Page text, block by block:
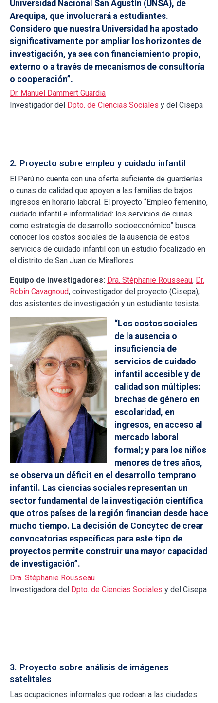
Universidad Nacional San Agustín (UNSA), de
Arequipa, que involucrará a estudiantes.
Considero que nuestra Universidad ha apostado
significativamente por ampliar los horizontes de
investigación, ya sea con financiamiento propio,
externo o a través de mecanismos de consultoría
o cooperación”.
Dr. Manuel Dammert Guardia
Investigador del
Dpto. de Ciencias Sociales y del Cisepa
2. Proyecto sobre empleo y cuidado infantil
El Perú no cuenta con una oferta suficiente de guarderías
o cunas de calidad que apoyen a las familias de bajos
ingresos en horario laboral. El proyecto “Empleo femenino,
cuidado infantil e informalidad: los servicios de cunas
como estrategia de desarrollo socioeconómico” busca
conocer los costos sociales de la ausencia de estos
servicios de cuidado infantil con un estudio focalizado en
el distrito de San Juan de Miraflores.
Equipo de investigadores: Dra. Stéphanie Rousseau, Dr.
Robin Cavagnoud, coinvestigador del proyecto (Cisepa),
dos asistentes de investigación y un estudiante tesista.
“Los costos sociales
de la ausencia o
insuficiencia de
servicios de cuidado
infantil accesible y de
calidad son múltiples:
brechas de género en
escolaridad, en
ingresos, en acceso al
mercado laboral
formal; y para los niños
menores de tres años,
se observa un déficit en el desarrollo temprano
infantil. Las ciencias sociales representan un
sector fundamental de la investigación científica
que otros países de la región financian desde hace
mucho tiempo. La decisión de Concytec de crear
convocatorias específicas para este tipo de
proyectos permite construir una mayor capacidad
de investigación”.
Dra. Stéphanie Rousseau
Investigadora del
Dpto. de Ciencias Sociales y del Cisepa
3. Proyecto sobre análisis de imágenes
satelitales
Las ocupaciones informales que rodean a las ciudades